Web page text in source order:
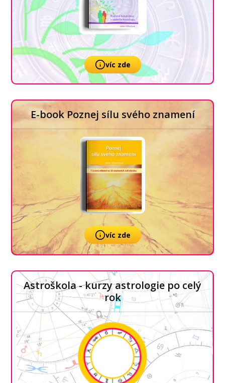
víc zde
E-book Poznej sílu svého znamení
víc zde
Astroškola - kurzy astrologie po celý
rok